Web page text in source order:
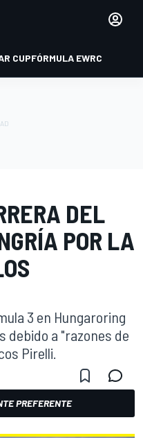
CUPFÓRMULA EWRC
DEL
POR LA
3 en Hungaroring
debido a "razones de
Pirelli.
PREFERENTE